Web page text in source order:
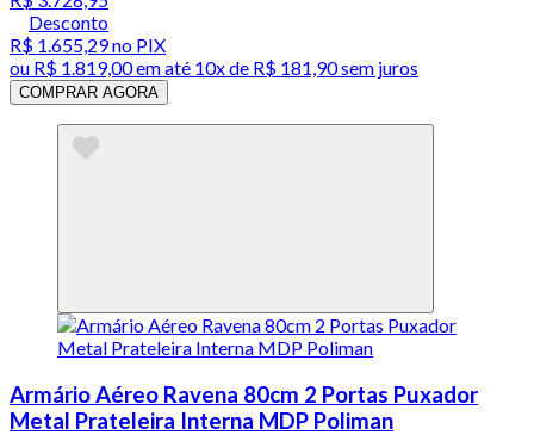
Desconto
R$ 1.655,29no PIX
ou R$ 1.819,00em até 10x de R$ 181,90 sem juros
COMPRAR AGORA
Armário Aéreo Ravena 80cm 2 Portas Puxador
Metal Prateleira Interna MDP Poliman